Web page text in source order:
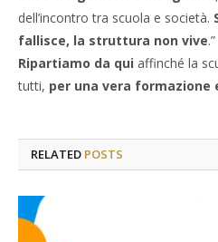
dell’incontro tra scuola e società.
fallisce, la struttura non vive.”
Ripartiamo da qui affinché la
tutti, per una vera formazione
RELATED POSTS